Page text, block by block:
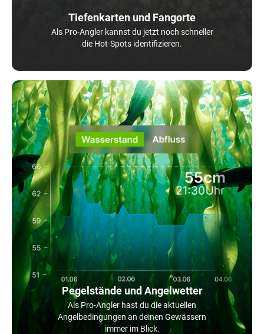
Tiefenkarten und Fangorte
Als Pro-Angler kannst du jetzt noch schneller
die Hot-Spots identifizieren.
Pegelstände und Angelwetter
Als Pro-Angler hast du die aktuellen
Angelbedingungen an deinen Gewässern
immer im Blick.